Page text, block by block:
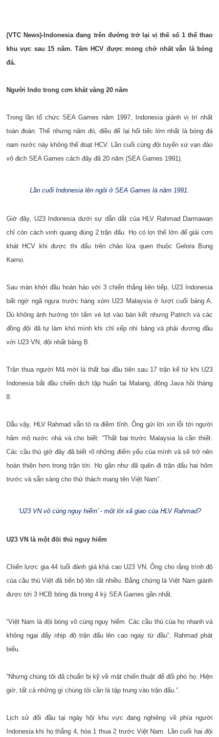
(VTC News)-Indonesia đang trên đường trở lại vị thế số 1 thể thao
khu vực sau 15 năm. Tấm HCV được mong chờ nhất vẫn là bóng
đá.
Người Indo trong cơn khát vàng 20 năm
Trong lần tổ chức SEA Games năm 1997, Indonesia giành vị trí nhất
toàn đoàn. Thế nhưng năm đó, điều để lại hối tiếc lớn nhất là bóng đá
nam nước này không thể đoạt HCV. Lần cuối cùng đội tuyển xứ vạn đảo
vô địch SEA Games cách đây đã 20 năm (SEA Games 1991).
Lần cuối Indonesia lên ngôi ở SEA Games là năm 1991.
Giờ đây, U23 Indonesia dưới sự dẫn dắt của HLV Rahmad Darmawan
chỉ còn cách vinh quang đúng 2 trận đấu. Họ có lợi thế lớn để giải cơn
khát HCV khi được thi đấu trên chảo lửa quen thuộc Gelora Bung
Karno.
Sau màn khởi đầu hoàn hảo với 3 chiến thắng liên tiếp, U23 Indonesia
bất ngờ ngã ngựa trước hàng xóm U23 Malaysia ở lượt cuối bảng A.
Dù không ảnh hưởng tới tấm vé lọt vào bán kết nhưng Patrich và các
đồng đội đã tự làm khó mình khi chỉ xếp nhì bảng và phải đương đầu
với U23 VN, đội nhất bảng B.
Trận thua người Mã mới là thất bại đầu tiên sau 17 trận kể từ khi U23
Indonesia bắt đầu chiến dịch tập huấn tại Malang, đông Java hồi tháng
8.
Dẫu vậy, HLV Rahmad vẫn tỏ ra điềm tĩnh. Ông gửi lời xin lỗi tới người
hâm mộ nước nhà và cho biết: “Thất bại trước Malaysia là cần thiết.
Các cầu thủ giờ đây đã biết rõ những điểm yếu của mình và sẽ trở nên
hoàn thiện hơn trong trận tới. Họ gần như đã quên đi trận đấu hai hôm
trước và sẵn sàng cho thử thách mang tên Việt Nam”.
‘U23 VN vô cùng nguy hiểm’ - một lời xã giao của HLV Rahmad?
U23 VN là một đối thủ nguy hiểm
Chiến lược gia 44 tuổi đánh giá khá cao U23 VN. Ông cho rằng trình độ
của cầu thủ Việt đã tiến bộ lên rất nhiều. Bằng chứng là Việt Nam giành
được tới 3 HCB bóng đá trong 4 kỳ SEA Games gần nhất.
“Việt Nam là đội bóng vô cùng nguy hiểm. Các cầu thủ của họ nhanh và
không ngại đẩy nhịp độ trận đấu lên cao ngay từ đầu”, Rahmad phát
biểu.
“Nhưng chúng tôi đã chuẩn bị kỹ về mặt chiến thuật để đối phó họ. Hiện
giờ, tất cả những gì chúng tôi cần là tập trung vào trận đấu.”.
Lịch sử đối đầu tại ngày hội khu vực đang nghiêng về phía người
Indonesia khi họ thắng 4, hòa 1 thua 2 trước Việt Nam. Lần cuối hai đội